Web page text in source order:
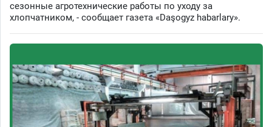
сезонные агротехнические работы по уходу за
хлопчатником, - сообщает газета «Daşogyz habarlary».